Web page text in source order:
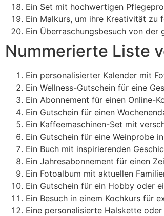
Ein Set mit hochwertigen
Ein Malkurs, um ihre Kreativität zu
Ein Überraschungsbesuch von der
Nummerierte Liste
Ein personalisierter Kalender mit
Ein Wellness-Gutschein für eine
Ein Abonnement für einen Online-
Ein Gutschein für einen
Ein Kaffeemaschinen-Set mit
Ein Gutschein für eine Weinprobe
Ein Buch mit inspirierenden
Ein Jahresabonnement für einen
Ein Fotoalbum mit aktuellen
Ein Gutschein für ein Hobby oder
Ein Besuch in einem Kochkurs für
Eine personalisierte Halskette